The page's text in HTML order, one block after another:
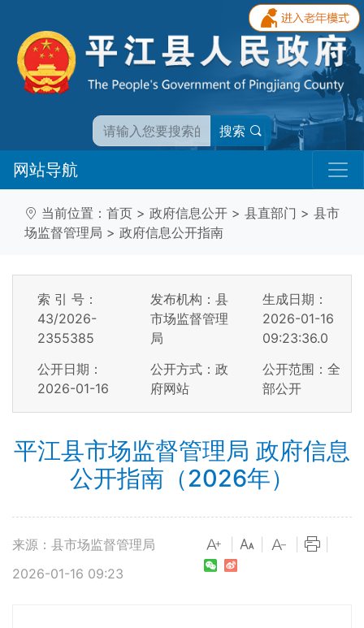
搜索
网站导航
当前位置： 首页 > 政府信息公开 > 县直部门 > 县市
场监督管理局 > 政府信息公开指南
索 引 号：
43/2026-
2355385
发布机构：县
市场监督管理
局
生成日期：
2026-01-16
09:23:36.0
公开日期：
2026-01-16
公开方式：政
府网站
公开范围：全
部公开
平江县市场监督管理局 政府信息
公开指南（2026年）
来源：县市场监督管理局
2026-01-16 09:23